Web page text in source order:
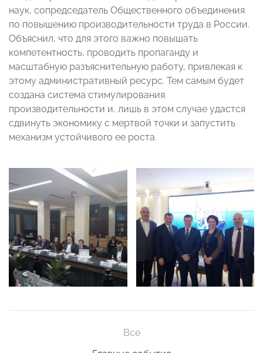
наук, сопредседатель Общественного объединения
по повышению производительности труда в России.
Объяснил, что для этого важно повышать
компетентность, проводить пропаганду и
масштабную разъяснительную работу, привлекая к
этому административный ресурс. Тем самым будет
создана система стимулирования
производительности и, лишь в этом случае удастся
сдвинуть экономику с мертвой точки и запустить
механизм устойчивого ее роста.
Все